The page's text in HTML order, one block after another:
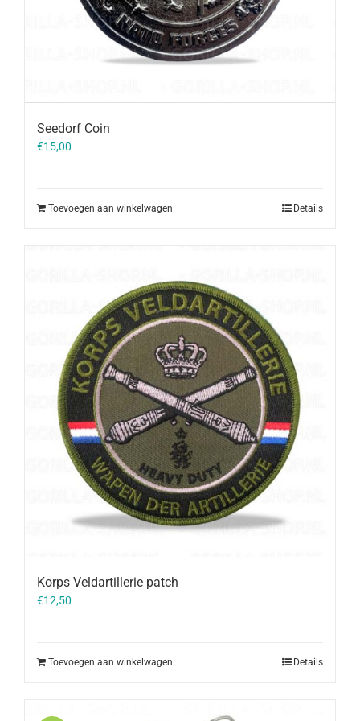
Seedorf Coin
€15,00
Toevoegen aan winkelwagen Details
Korps Veldartillerie patch
€12,50
Toevoegen aan winkelwagen Details